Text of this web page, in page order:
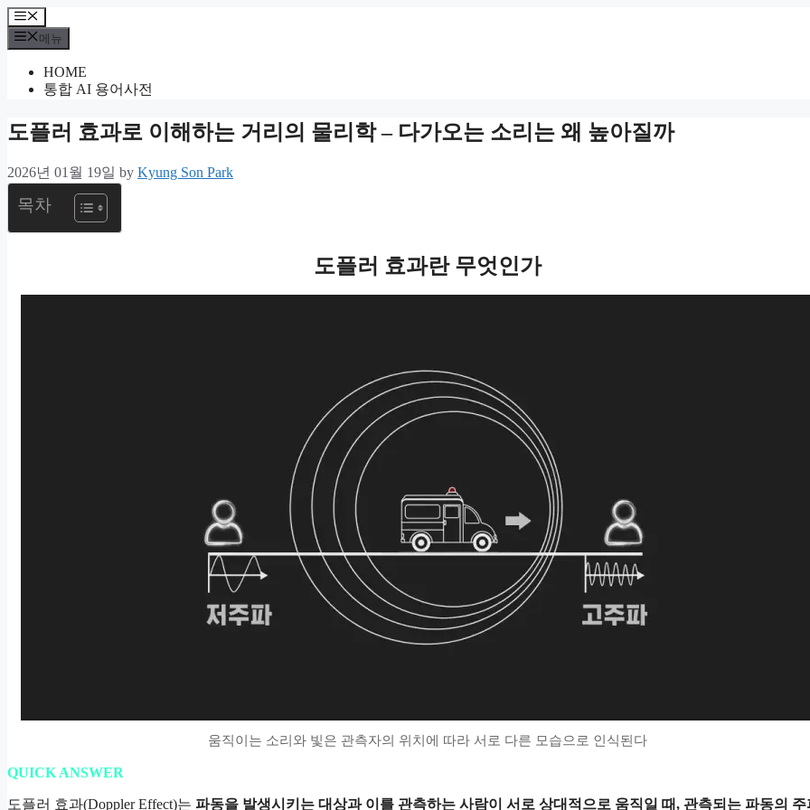
컨
텐
츠
뛰
메
뉴
메뉴
HOME
통합 AI 용어사전
도플러 효과로 이해하는 거리의 물리학 – 다가오는 소리는 왜 높아질까
2026년 01월 19일 by Kyung Son Park
목차
도플러 효과란 무엇인가
움직이는 소리와 빛은 관측자의 위치에 따라 서로 다른 모습으로 인식된다
QUICK ANSWER
도플러 효과(Doppler Effect)는 파동을 발생시키는 대상과 이를 관측하는 사람이 서로 상대적으로 움직일 때, 관측되는 파동의 주